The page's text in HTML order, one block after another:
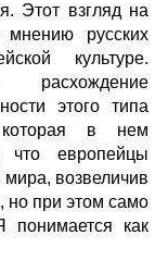
Этот взгляд на
русских
культуре.
расхождение
этого типа
в нем
что европейцы
мира, возвеличив
но при этом само
понимается как